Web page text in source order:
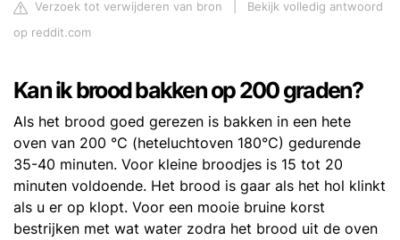
Verzoek tot verwijderen van bron
Bekijk volledig antwoord
op reddit.com
Kan ik brood bakken op 200 graden?
Als het brood goed gerezen is bakken in een hete
oven van 200 °C (heteluchtoven 180°C) gedurende
35-40 minuten. Voor kleine broodjes is 15 tot 20
minuten voldoende. Het brood is gaar als het hol klinkt
als u er op klopt. Voor een mooie bruine korst
bestrijken met wat water zodra het brood uit de oven